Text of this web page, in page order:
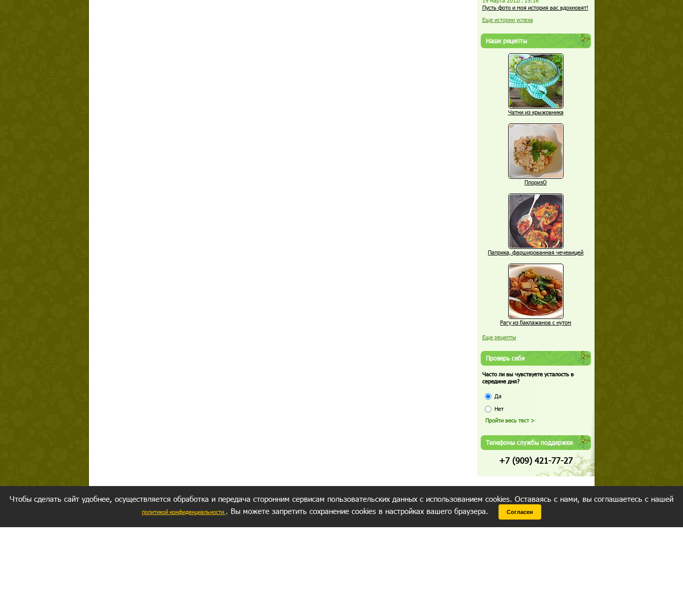
Пусть фото и моя история вас вдохновят!
Еще истории успеха
Наши рецепты
Чатни из крыжовника
ПлоризО
Паприка, фаршированная чечевицей
Рагу из баклажанов с нутом
Еще рецепты
Проверь себя
Часто ли вы чувствуете усталость в
середине дня?
Да
Нет
Телефоны службы поддержки
+7 (909) 421-77-27
Чтобы сделать сайт удобнее, осуществляется обработка и передача сторонним сервисам пользовательских данных с использованием cookies. Оставаясь с нами, вы соглашаетесь с нашей
политикой конфиденциальности . Вы можете запретить сохранение cookies в настройках вашего браузера. Согласен